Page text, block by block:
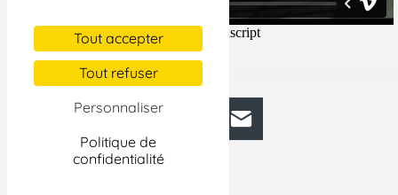
Tout accepter
Tout refuser
Personnaliser
Politique de
confidentialité
Facebook
BlueskyMastodonLinkedIn